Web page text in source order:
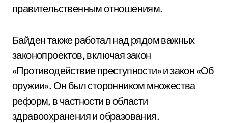
правительственным отношениям.
Байден также работал над рядом важных
законопроектов, включая закон
«Противодействие преступности» и закон «Об
оружии». Он был сторонником множества
реформ, в частности в области
здравоохранения и образования.